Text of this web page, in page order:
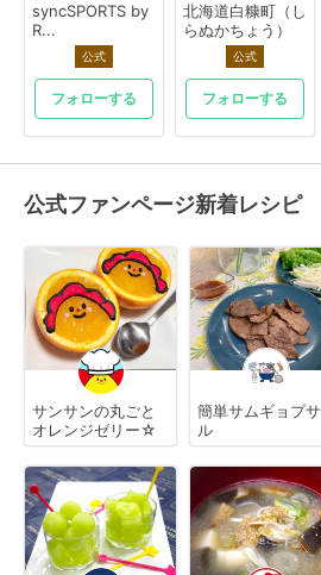
syncSPORTS by
R...
公式
フォローする
北海道白糠町（し
らぬかちょう）
公式
フォローする
公式ファンページ新着レシピ
サンサンの丸ごと
オレンジゼリー☆
簡単サムギョプサ
ル